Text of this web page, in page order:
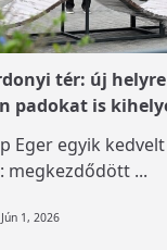
tér: új helyre
padokat is
Eger egyik
megkezdődött ...
Jún 1, 2026